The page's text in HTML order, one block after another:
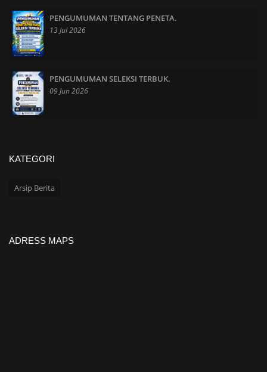
PENGUMUMAN TENTANG PENETA.
13 Jul 2026
PENGUMUMAN SELEKSI TERBUK.
09 Jun 2026
KATEGORI
Arsip Berita
ADRESS MAPS